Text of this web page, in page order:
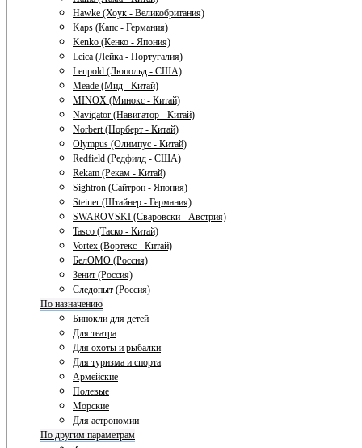
Hawke (Хоук - Великобритания)
Kaps (Капс - Германия)
Kenko (Кенко - Япония)
Leica (Лейка - Португалия)
Leupold (Люпольд - США)
Meade (Мид - Китай)
MINOX (Минокс - Китай)
Navigator (Навигатор - Китай)
Norbert (Норберт - Китай)
Olympus (Олимпус - Китай)
Redfield (Редфилд - США)
Rekam (Рекам - Китай)
Sightron (Сайтрон - Япония)
Steiner (Штайнер - Германия)
SWAROVSKI (Сваровски - Австрия)
Tasco (Таско - Китай)
Vortex (Вортекс - Китай)
БелОМО (Россия)
Зенит (Россия)
Следопыт (Россия)
По назначению
Бинокли для детей
Для театра
Для охоты и рыбалки
Для туризма и спорта
Армейские
Полевые
Морские
Для астрономии
По другим параметрам